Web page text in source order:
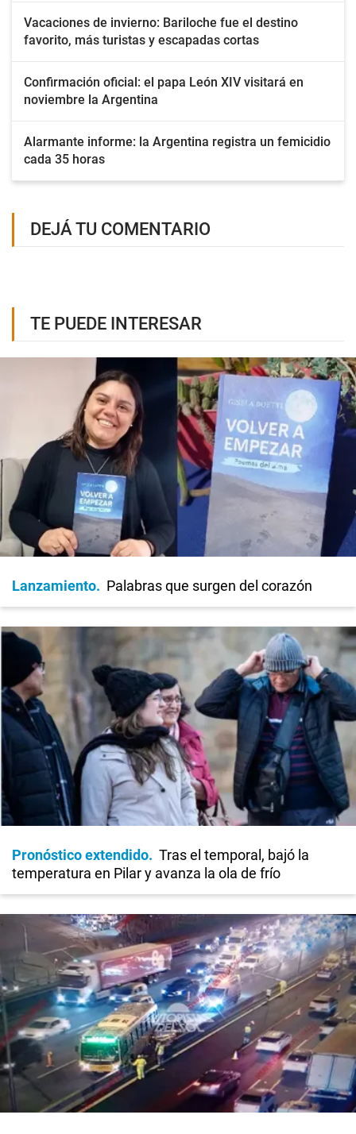
Vacaciones de invierno: Bariloche fue el destino
favorito, más turistas y escapadas cortas
Confirmación oficial: el papa León XIV visitará en
noviembre la Argentina
Alarmante informe: la Argentina registra un femicidio
cada 35 horas
DEJÁ TU COMENTARIO
TE PUEDE INTERESAR
Lanzamiento Palabras que surgen del corazón
Pronóstico extendido
Tras el temporal, bajó la
temperatura en Pilar y avanza la ola de frío